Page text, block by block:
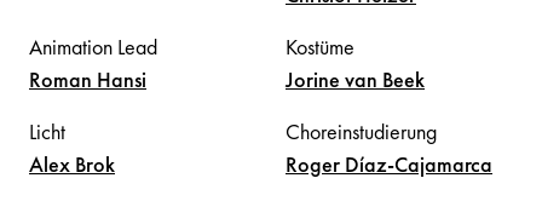
Animation Lead
Roman Hansi
Kostüme
Jorine van Beek
Licht
Alex Brok
Choreinstudierung
Roger Díaz-Cajamarca